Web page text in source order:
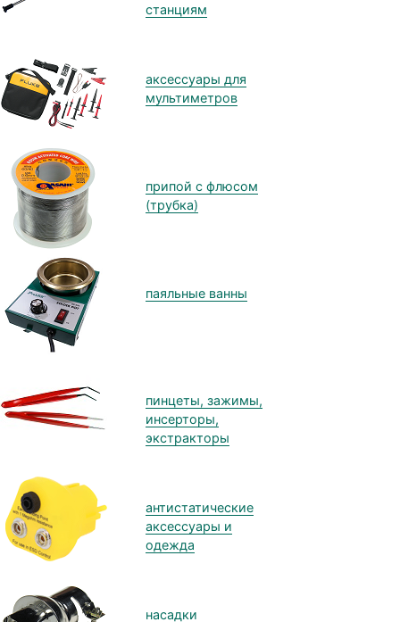
станциям
аксессуары для
мультиметров
припой с флюсом
(трубка)
паяльные ванны
пинцеты, зажимы,
инсерторы,
экстракторы
антистатические
аксессуары и
одежда
насадки